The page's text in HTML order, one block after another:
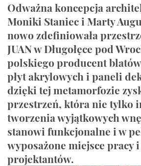
Odważna koncepcja
Moniki Staniec i Marty
nowo zdefiniowała
JUAN w Długołęce pod
polskiego producent
płyt akrylowych i paneli
dzięki tej metamorfozie
przestrzeń, która nie tylko
tworzenia wyjątkowych
stanowi funkcjonalne i w
wyposażone miejsce pracy
projektantów.